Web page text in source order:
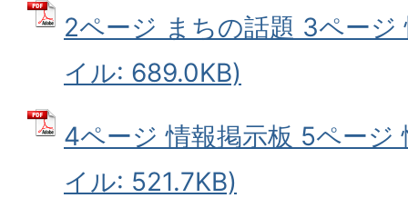
2ページ まちの話題 3ページ
イル: 689.0KB)
4ページ 情報掲示板 5ページ
イル: 521.7KB)